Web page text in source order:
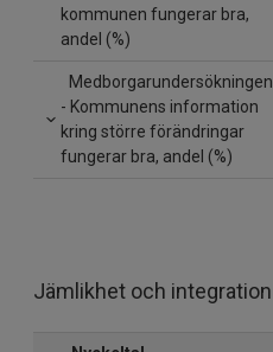
kommunen fungerar bra,
andel (%)
Medborgarundersökningen
- Kommunens information
kring större förändringar
fungerar bra, andel (%)
Jämlikhet och integration